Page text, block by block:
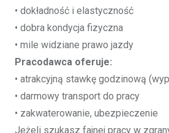
• dokładność i elastyczność
• dobra kondycja fizyczna
• mile widziane prawo jazdy
Pracodawca oferuje:
• atrakcyjną stawkę godzinową
• darmowy transport do pracy
• zakwaterowanie, ubezpieczenie
Jeżeli szukasz fajnej pracy w